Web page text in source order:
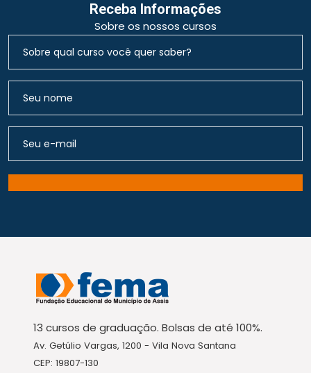
Receba Informações
Sobre os nossos cursos
13 cursos de graduação. Bolsas de até 100%.
Av. Getúlio Vargas, 1200 - Vila Nova Santana
CEP: 19807-130